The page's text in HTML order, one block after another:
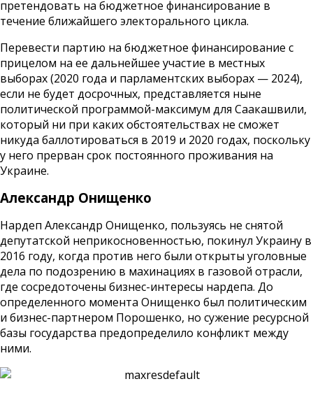
претендовать на бюджетное финансирование в
течение ближайшего электорального цикла.
Перевести партию на бюджетное финансирование с
прицелом на ее дальнейшее участие в местных
выборах (2020 года и парламентских выборах — 2024),
если не будет досрочных, представляется ныне
политической программой-максимум для Саакашвили,
который ни при каких обстоятельствах не сможет
никуда баллотироваться в 2019 и 2020 годах, поскольку
у него прерван срок постоянного проживания на
Украине.
Александр Онищенко
Нардеп Александр Онищенко, пользуясь не снятой
депутатской неприкосновенностью, покинул Украину в
2016 году, когда против него были открыты уголовные
дела по подозрению в махинациях в газовой отрасли,
где сосредоточены бизнес-интересы нардепа. До
определенного момента Онищенко был политическим
и бизнес-партнером Порошенко, но сужение ресурсной
базы государства предопределило конфликт между
ними.